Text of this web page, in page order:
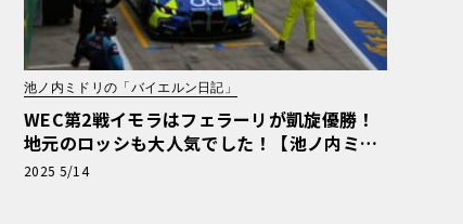
池ノ内ミドリの「バイエルン日記」
WEC第2戦イモラはフェラーリが凱旋優勝！
地元のロッシも大人気でした！【池ノ内ミド
リのジャーマン日記】
2025 5/14